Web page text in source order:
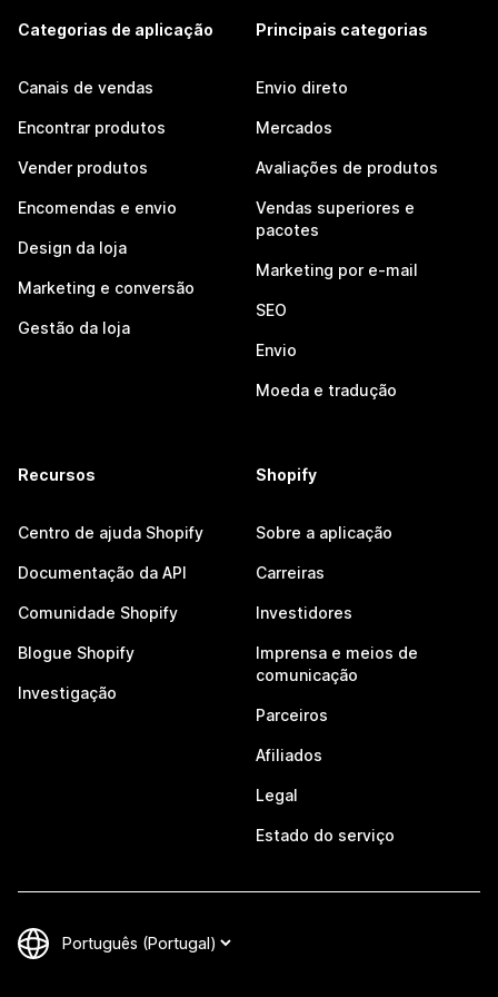
Categorias de aplicação
Canais de vendas
Encontrar produtos
Vender produtos
Encomendas e envio
Design da loja
Marketing e conversão
Gestão da loja
Principais categorias
Envio direto
Mercados
Avaliações de produtos
Vendas superiores e
pacotes
Marketing por e-mail
SEO
Envio
Moeda e tradução
Recursos
Centro de ajuda Shopify
Documentação da API
Comunidade Shopify
Blogue Shopify
Investigação
Shopify
Sobre a aplicação
Carreiras
Investidores
Imprensa e meios de
comunicação
Parceiros
Afiliados
Legal
Estado do serviço